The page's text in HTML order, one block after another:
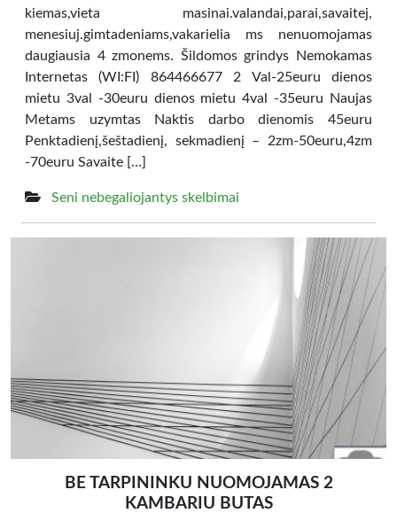
kiemas,vieta masinai.valandai,parai,savaitej,
menesiuj.gimtadeniams,vakarielia ms nenuomojamas
daugiausia 4 zmonems. Šildomos grindys Nemokamas
Internetas (WI:FI) 864466677 2 Val-25euru dienos
mietu 3val -30euru dienos mietu 4val -35euru Naujas
Metams uzymtas Naktis darbo dienomis 45euru
Penktadienį,šeštadienį, sekmadienį – 2zm-50euru,4zm
-70euru Savaite […]
Seni nebegaliojantys skelbimai
BE TARPININKU NUOMOJAMAS 2
KAMBARIU BUTAS